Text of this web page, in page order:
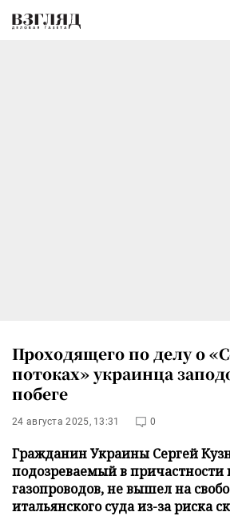
Проходящего по делу о
потоках» украинца
побеге
24 августа 2025, 13:31 0
Гражданин Украины Сергей
подозреваемый в причастности
газопроводов, не вышел на
итальянского суда из-за риска